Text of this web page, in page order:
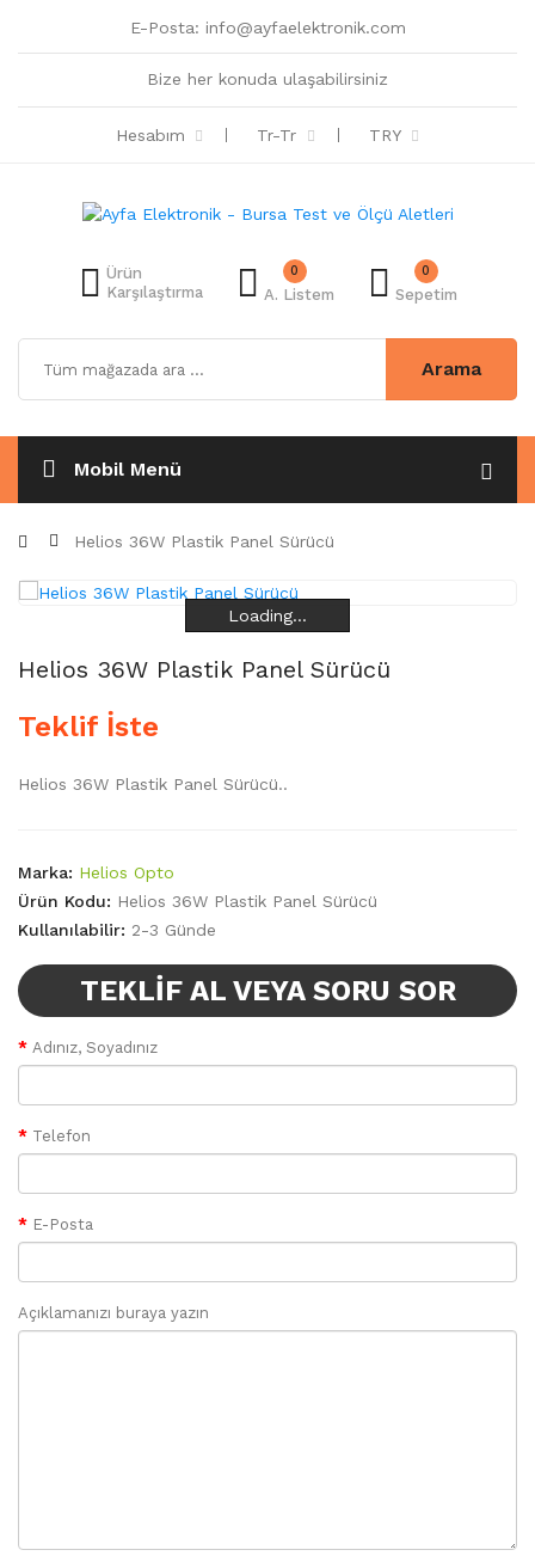
E-Posta: info@ayfaelektronik.com
Bize her konuda ulaşabilirsiniz
Hesabım Tr-Tr TRY
Ürün
Karşılaştırma
A. Listem
0 0
Sepetim
Arama
Mobil Menü
Helios 36W Plastik Panel Sürücü
Loading...
Loading...
Loading...
Loading...
Helios 36W Plastik Panel Sürücü
Teklif İste
Helios 36W Plastik Panel Sürücü..
Marka: Helios Opto
Ürün Kodu: Helios 36W Plastik Panel Sürücü
Kullanılabilir: 2-3 Günde
TEKLIF AL VEYA SORU SOR
Adınız, Soyadınız
Telefon
E-Posta
Açıklamanızı buraya yazın